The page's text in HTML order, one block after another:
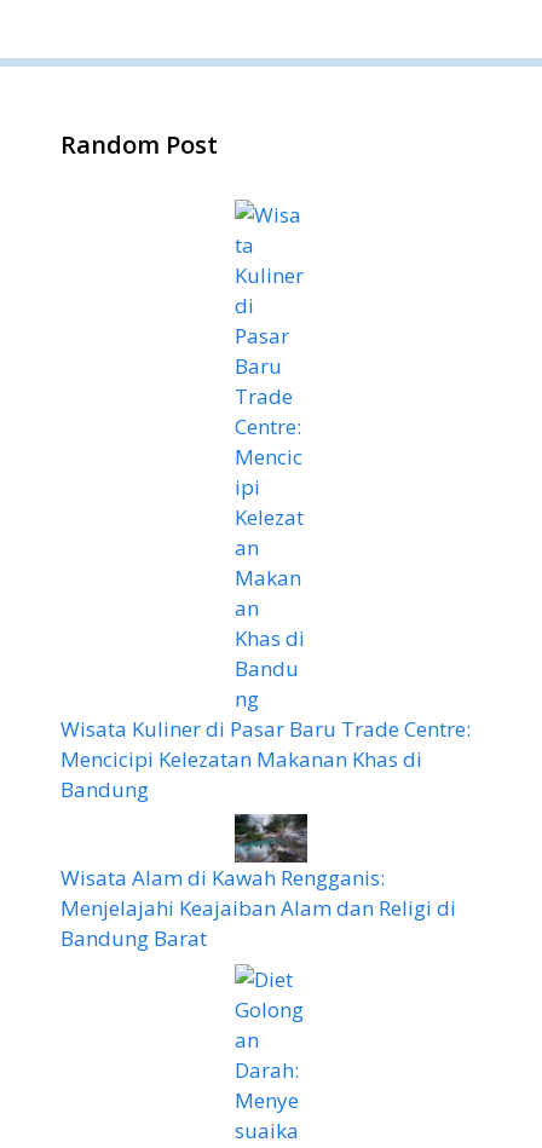
Random Post
Wisata Kuliner di Pasar Baru Trade Centre:
Mencicipi Kelezatan Makanan Khas di
Bandung
Wisata Alam di Kawah Rengganis:
Menjelajahi Keajaiban Alam dan Religi di
Bandung Barat